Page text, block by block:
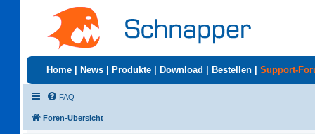
Home News Produkte Download Bestellen Support-
FAQ
Foren-Übersicht